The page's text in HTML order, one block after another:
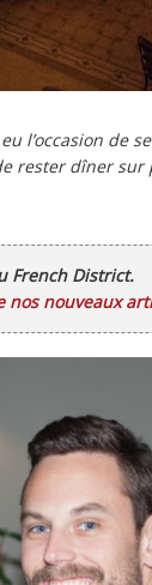
l’occasion de
rester dîner sur
French District.
nouveaux